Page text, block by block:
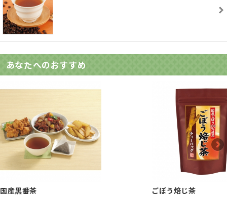
あなたへのおすすめ
国産黒番茶 ごぼう焙じ茶